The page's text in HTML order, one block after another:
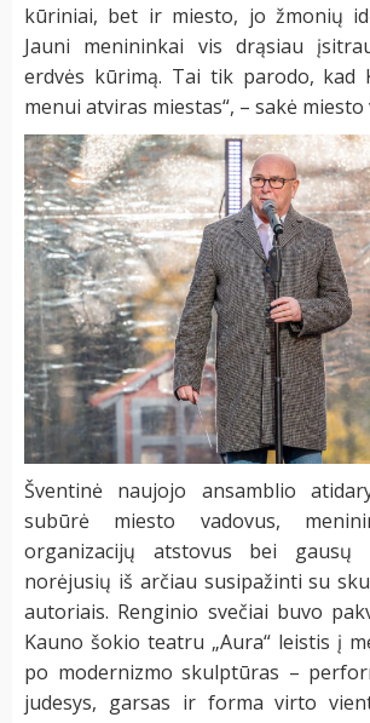
kūriniai, bet ir miesto, jo žmonių
Jauni menininkai vis drąsiau
erdvės kūrimą. Tai tik parodo, kad
menui atviras miestas“, – sakė miesto
Šventinė naujojo ansamblio
subūrė miesto vadovus,
organizacijų atstovus bei gausų
norėjusių iš arčiau susipažinti su
autoriais. Renginio svečiai buvo
Kauno šokio teatru „Aura“ leistis į
po modernizmo skulptūras –
judesys, garsas ir forma virto